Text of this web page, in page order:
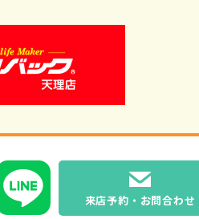
来店予約・お問合わせ